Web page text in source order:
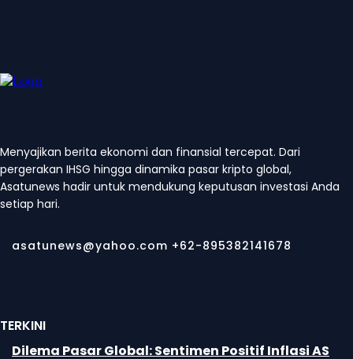
Menyajikan berita ekonomi dan finansial tercepat. Dari
pergerakan IHSG hingga dinamika pasar kripto global,
Asatunews hadir untuk mendukung keputusan investasi Anda
setiap hari.
asatunews@yahoo.com +62-895382141678
TERKINI
Dilema Pasar Global: Sentimen Positif Inflasi AS